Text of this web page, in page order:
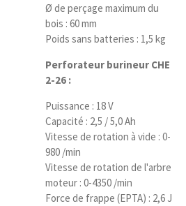
Ø de perçage maximum du
bois : 60 mm
Poids sans batteries : 1,5 kg
Perforateur burineur CHE
2-26 :
Puissance : 18 V
Capacité : 2,5 / 5,0 Ah
Vitesse de rotation à vide : 0-
980 /min
Vitesse de rotation de l'arbre
moteur : 0-4350 /min
Force de frappe (EPTA) : 2,6 J